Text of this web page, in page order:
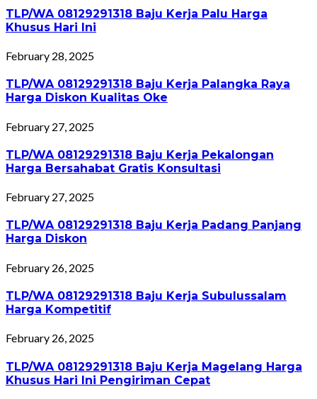
TLP/WA 08129291318 Baju Kerja Palu Harga
Khusus Hari Ini
February 28, 2025
TLP/WA 08129291318 Baju Kerja Palangka Raya
Harga Diskon Kualitas Oke
February 27, 2025
TLP/WA 08129291318 Baju Kerja Pekalongan
Harga Bersahabat Gratis Konsultasi
February 27, 2025
TLP/WA 08129291318 Baju Kerja Padang Panjang
Harga Diskon
February 26, 2025
TLP/WA 08129291318 Baju Kerja Subulussalam
Harga Kompetitif
February 26, 2025
TLP/WA 08129291318 Baju Kerja Magelang Harga
Khusus Hari Ini Pengiriman Cepat